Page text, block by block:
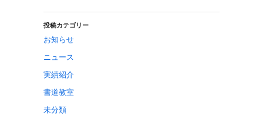
投稿カテゴリー
お知らせ
ニュース
実績紹介
書道教室
未分類